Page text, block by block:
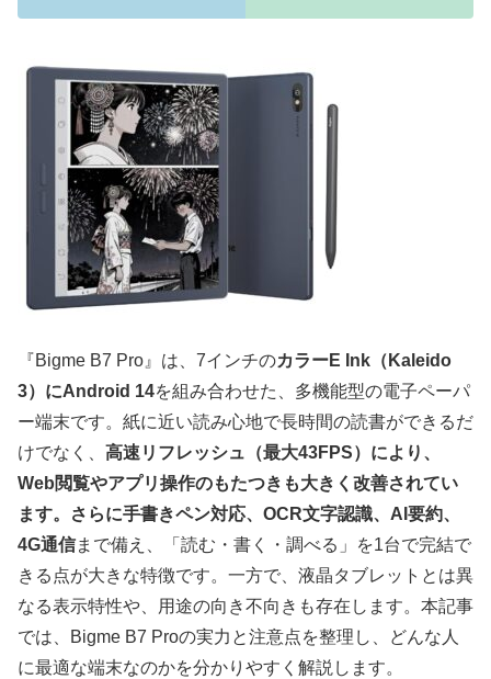
『Bigme B7 Pro』は、7インチのカラーE Ink（Kaleido
3）にAndroid 14を組み合わせた、多機能型の電子ペーパ
ー端末です。紙に近い読み心地で長時間の読書ができるだ
けでなく、 高速リフレッシュ（最大43FPS）により、
Web閲覧やアプリ操作のもたつきも大きく改善されてい
ます。さらに手書きペン対応、OCR文字認識、AI要約、
4G通信まで備え、「読む・書く・調べる」を1台で完結で
きる点が大きな特徴です。一方で、液晶タブレットとは異
なる表示特性や、用途の向き不向きも存在します。本記事
では、Bigme B7 Proの実力と注意点を整理し、どんな人
に最適な端末なのかを分かりやすく解説します。